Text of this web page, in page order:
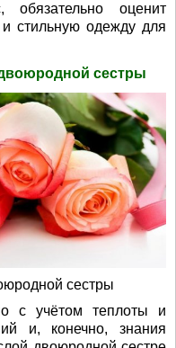
оценит
стильную одежду для
сестры
сестры
с учётом теплоты и
и, конечно, знания